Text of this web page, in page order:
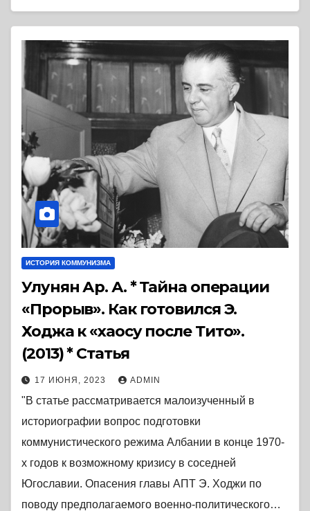
ИСТОРИЯ КОММУНИЗМА
Улунян Ар. А. * Тайна операции
«Прорыв». Как готовился Э.
Ходжа к «хаосу после Тито».
(2013) * Статья
17 ИЮНЯ, 2023 ADMIN
"В статье рассматривается малоизученный в
историографии вопрос подготовки
коммунистического режима Албании в конце 1970-
х годов к возможному кризису в соседней
Югославии. Опасения главы АПТ Э. Ходжи по
поводу предполагаемого военно-политического…